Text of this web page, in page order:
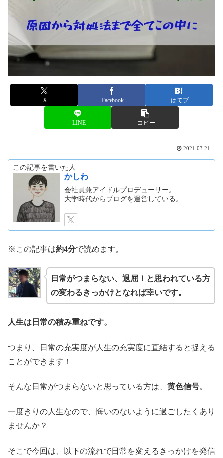
X Facebook はてブ
LINE コピー
2021.03.21
この記事を書いた人
かしわ
会社員兼アイドルプロデューサー。
大学時代からブログを運営している。
※この記事は約4分で読めます。
日常がつまらない、退屈！と思われている方
の変わるきっかけとなれば幸いです。
人生は日常の積み重ねです。
つまり、日常の充実度が人生の充実度に直結すると捉える
ことができます！
そんな日常がつまらないと思っている方は、 黄色信号。
一度きりの人生なので、悔いのないように過ごしたくあり
ませんか？
そこで今回は、以下の流れで日常を変えるきっかけを発信